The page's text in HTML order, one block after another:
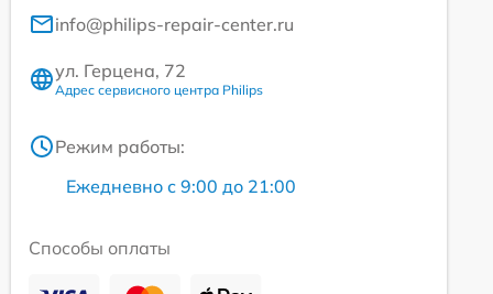
info@philips-repair-center.ru
ул. Герцена, 72
Адрес сервисного центра Philips
Режим работы:
Ежедневно с 9:00 до 21:00
Способы оплаты